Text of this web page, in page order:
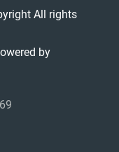
All rights
by